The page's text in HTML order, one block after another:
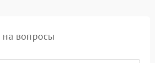
на вопросы